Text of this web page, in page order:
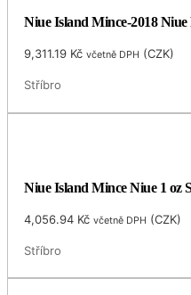
Niue Island Mince-2018
9,311.19 Kč včetně DPH (CZK)
Stříbro
Niue Island Mince Niue 1 oz
4,056.94 Kč včetně DPH (CZK)
Stříbro